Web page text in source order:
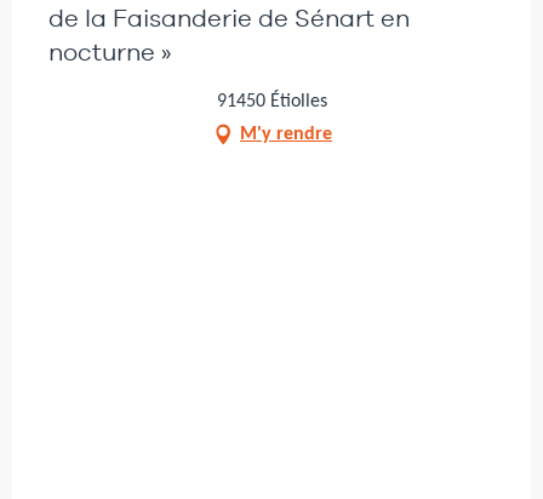
de la Faisanderie de Sénart en
nocturne »
91450 Étiolles
M'y rendre